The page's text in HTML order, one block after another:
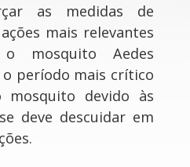
as medidas de
mais relevantes
mosquito Aedes
o período mais crítico
mosquito devido às
deve descuidar em